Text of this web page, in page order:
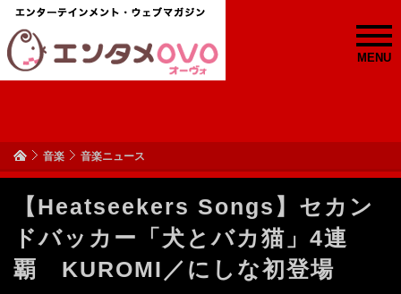
MENU
音楽 音楽ニュース
【Heatseekers Songs】セカン
ドバッカー「犬とバカ猫」4連
覇 KUROMI／にしな初登場